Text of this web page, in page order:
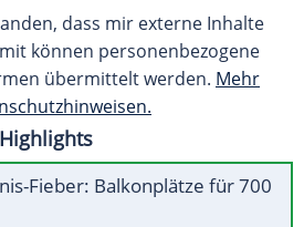
dass mir externe Inhalte
können personenbezogene
übermittelt werden. Mehr
Fieber: Balkonplätze für 700